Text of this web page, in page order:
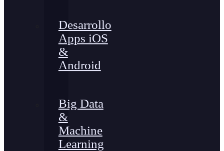
Desarrollo
Apps iOS
&
Android
Big Data
&
Machine
Learning